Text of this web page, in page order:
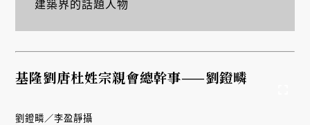
建築界的話題人物
基隆劉唐杜姓宗親會總幹事——劉鐙疄
劉鐙疄／李盈靜攝